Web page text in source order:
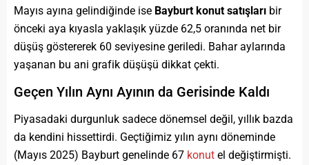
Mayıs ayına gelindiğinde ise Bayburt konut satışları bir
önceki aya kıyasla yaklaşık yüzde 62,5 oranında net bir
düşüş göstererek 60 seviyesine geriledi. Bahar aylarında
yaşanan bu ani grafik düşüşü dikkat çekti.
Geçen Yılın Aynı Ayının da Gerisinde Kaldı
Piyasadaki durgunluk sadece dönemsel değil, yıllık bazda
da kendini hissettirdi. Geçtiğimiz yılın aynı döneminde
(Mayıs 2025) Bayburt genelinde 67 konut el değiştirmişti.